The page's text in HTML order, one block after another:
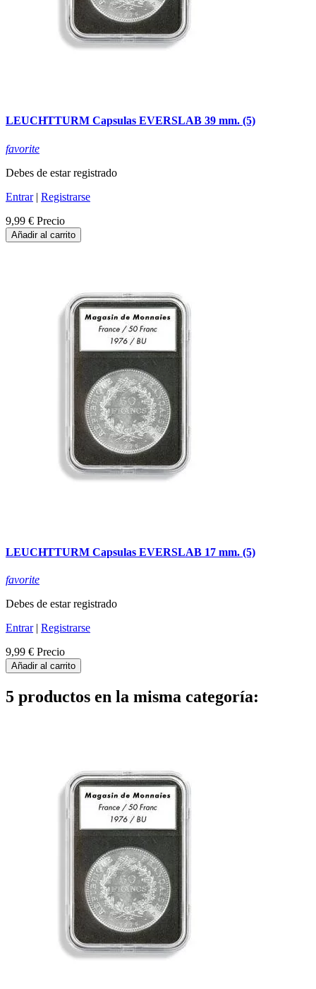
LEUCHTTURM Capsulas EVERSLAB 39 mm. (5)
favorite
Debes de estar registrado
Entrar| Registrarse
9,99 € Precio
Añadir al carrito
LEUCHTTURM Capsulas EVERSLAB 17 mm. (5)
favorite
Debes de estar registrado
Entrar| Registrarse
9,99 € Precio
Añadir al carrito
5 productos en la misma categoría: